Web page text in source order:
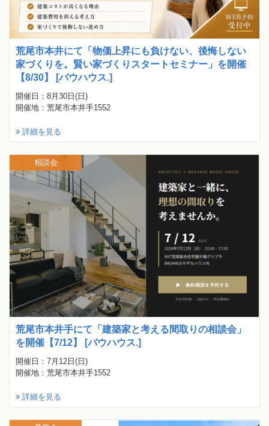
荒尾市本井にて「物価上昇にも負けない、後悔しない
家づくりを。賢い家づくりスタートセミナー」を開催
【8/30】 [バウハウス.]
開催日：8月30日(日)
開催地：荒尾市本井手1552
詳細を見る
荒尾市本井手にて「建築家と考える間取りの相談会」
を開催【7/12】 [バウハウス.]
開催日：7月12日(日)
開催地：荒尾市本井手1552
詳細を見る
相談会